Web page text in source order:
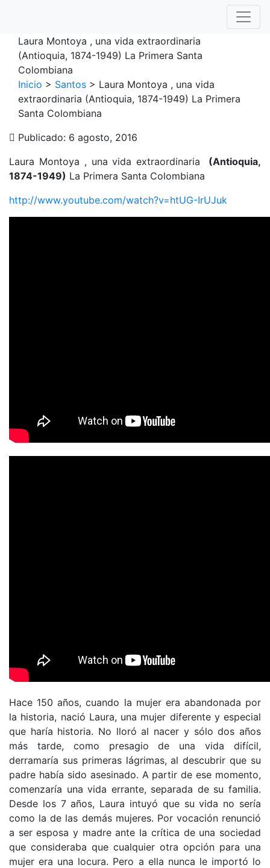
Laura Montoya , una vida extraordinaria
(Antioquia, 1874-1949) La Primera Santa
Colombiana
Inicio > Santos > Laura Montoya , una vida
extraordinaria (Antioquia, 1874-1949) La Primera
Santa Colombiana
Publicado: 6 agosto, 2016
Laura Montoya , una vida extraordinaria (Antioquia,
1874-1949) La Primera Santa Colombiana
http://www.youtube.com/watch?v=htUG-IrUJuk
Hace 150 años, cuando la mujer era abandonada por
la historia, nació Laura, una mujer diferente y especial
que haría historia. No lloró al nacer y sólo dos años
más tarde, como presagio de una vida difícil,
derramaría sus primeras lágrimas, al descubrir que su
padre había sido asesinado. A partir de ese momento,
comenzaría una vida errante, separada de su familia.
Desde los 7 años, Laura intuyó que su vida no sería
como la de las demás mujeres. Por vocación renunció
a ser esposa y madre ante la crítica de una sociedad
que consideraba que cualquier otra opción para una
mujer era una locura. Pero a ella nunca le importó lo